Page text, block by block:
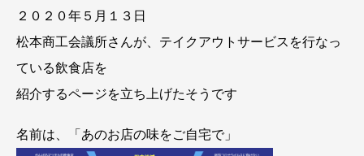
２０２０年５月１３日
松本商工会議所さんが、テイクアウトサービスを行なっ
ている飲食店を
紹介するページを立ち上げたそうです
名前は、「あのお店の味をご自宅で」